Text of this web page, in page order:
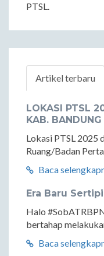
PTSL.
Artikel terbaru
LOKASI PTSL
KAB. BANDUNG
Lokasi PTSL 2025
Ruang/Badan
Baca
Era Baru
Halo
bertahap
Baca